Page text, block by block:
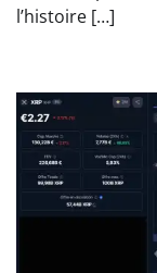
l’histoire […]